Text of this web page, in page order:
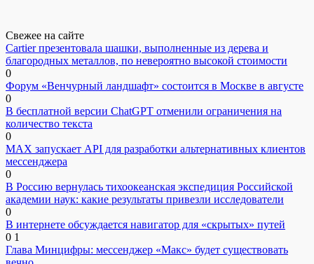
Свежее на сайте
Cartier презентовала шашки, выполненные из дерева и
благородных металлов, по невероятно высокой стоимости
0
Форум «Венчурный ландшафт» состоится в Москве в августе
0
В бесплатной версии ChatGPT отменили ограничения на
количество текста
0
MAX запускает API для разработки альтернативных клиентов
мессенджера
0
В Россию вернулась тихоокеанская экспедиция Российской
академии наук: какие результаты привезли исследователи
0
В интернете обсуждается навигатор для «скрытых» путей
0 1
Глава Минцифры: мессенджер «Макс» будет существовать